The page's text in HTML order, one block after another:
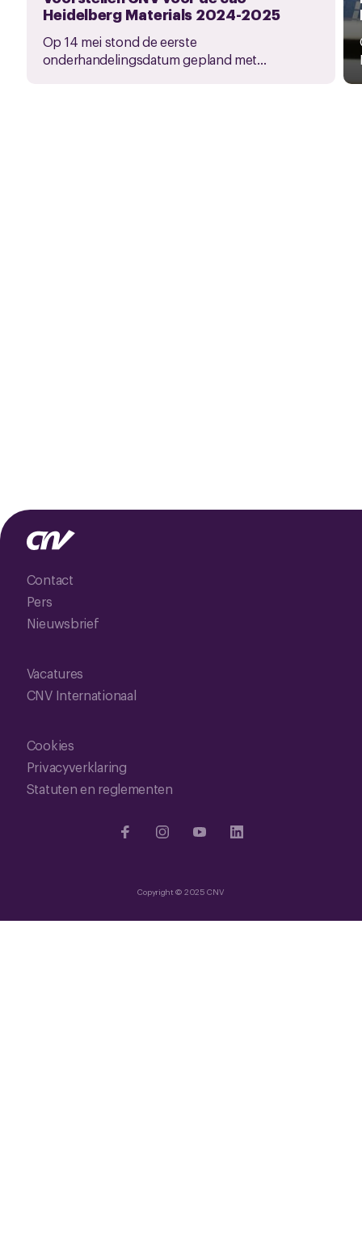
Heidelberg Materials 2024-2025
Op 14 mei stond de eerste
onderhandelingsdatum gepland met...
Contact
Pers
Nieuwsbrief
Vacatures
CNV Internationaal
Cookies
Privacyverklaring
Statuten en reglementen
Copyright © 2025 CNV